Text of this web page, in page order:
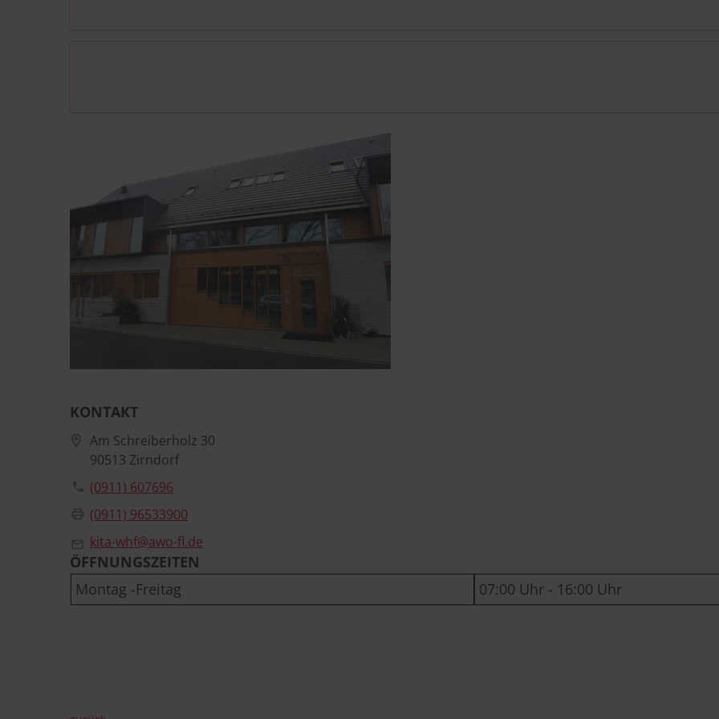
KONTAKT
Am Schreiberholz 30
90513 Zirndorf
(0911) 607696
(0911) 96533900
kita-whf@awo-fl.de
ÖFFNUNGSZEITEN
Montag -Freitag
07:00 Uhr - 16:00 Uhr